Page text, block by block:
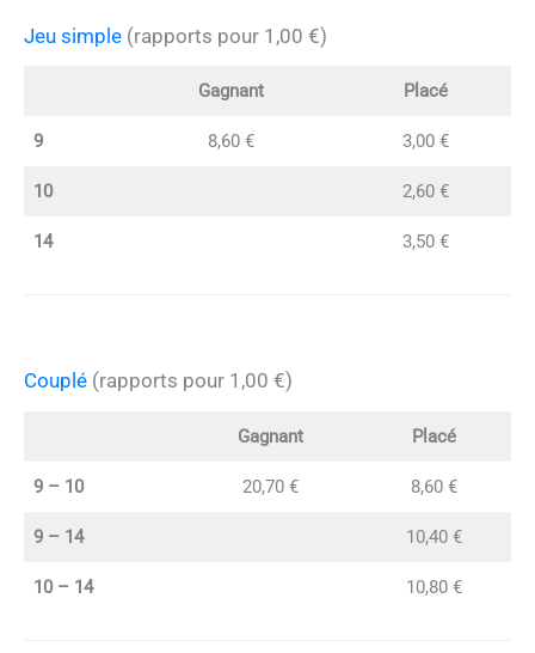
Jeu simple (rapports pour 1,00 €)
Gagnant Placé
9 8,60 € 3,00 €
10 2,60 €
14 3,50 €
Couplé (rapports pour 1,00 €)
Gagnant Placé
9 – 10 20,70 € 8,60 €
9 – 14 10,40 €
10 – 14 10,80 €